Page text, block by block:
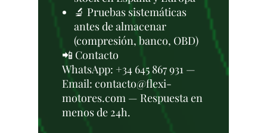
🔬 Pruebas sistemáticas
antes de almacenar
(compresión, banco, OBD)
📲 Contacto
WhatsApp: +34 645 867 931 —
Email: contacto@flexi-
motores.com — Respuesta en
menos de 24h.